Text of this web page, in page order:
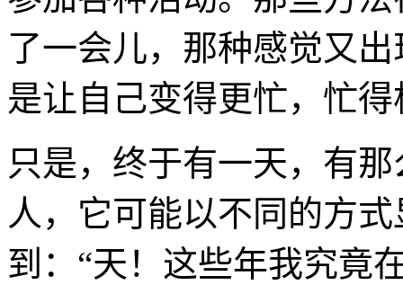
了一会儿，那种感觉又
是让自己变得更忙，忙
只是，终于有一天，有
人，它可能以不同的方
到：“天！这些年我究竟